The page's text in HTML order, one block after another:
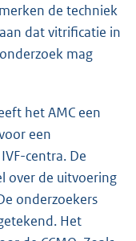
de techniek
dat vitrificatie in
mag
het AMC een
een
centra. De
over de uitvoering
onderzoekers
Het